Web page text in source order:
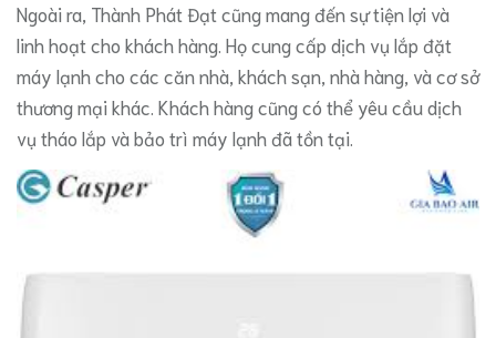
Ngoài ra, Thành Phát Đạt cũng mang đến sự tiện lợi và
linh hoạt cho khách hàng. Họ cung cấp dịch vụ lắp đặt
máy lạnh cho các căn nhà, khách sạn, nhà hàng, và cơ sở
thương mại khác. Khách hàng cũng có thể yêu cầu dịch
vụ tháo lắp và bảo trì máy lạnh đã tồn tại.